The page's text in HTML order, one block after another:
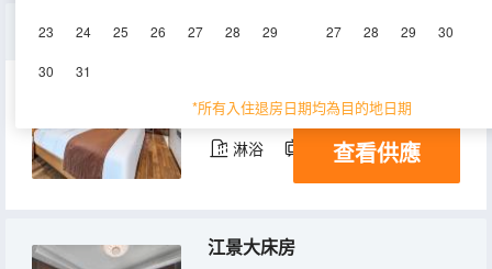
23 24 25 26 27 28 29
30 31
27 28 29 30
*所有入住退房日期均為目的地日期
城景套房（尊享客廳+洗烘一體機）
50-60㎡ 12-44層
淋浴 電視機 冰箱
查看供應
江景大床房